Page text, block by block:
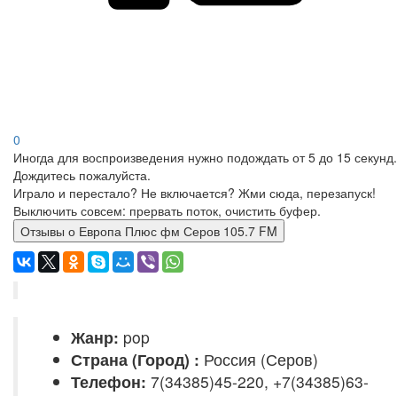
0
Иногда для воспроизведения нужно подождать от 5 до 15 секунд.
Дождитесь пожалуйста.
Играло и перестало? Не включается? Жми сюда, перезапуск!
Выключить совсем: прервать поток, очистить буфер.
Отзывы о Европа Плюс фм Серов 105.7 FM
Жанр: pop
Страна (Город) : Россия (Серов)
Телефон: 7(34385)45-220, +7(34385)63-